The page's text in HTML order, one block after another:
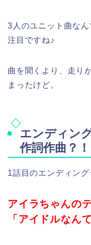
3人のユニット曲なん
注目ですね♪
曲を聞くより、走り
まったけど。
エンディン
作詞作曲？！
1話目のエンディング
アイラちゃんの
「アイドルなん